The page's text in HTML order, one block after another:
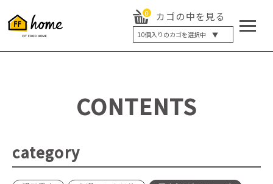
0 カゴの中を見る
10個入りのカゴを選択中 ▼
5個入り
20個入り
最大12%OFF
CONTENTS
category